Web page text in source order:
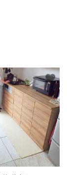
favorite